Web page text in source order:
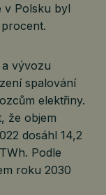
v Polsku byl
vývozu
spalování
elektřiny.
že objem
dosáhl 14,2
Podle
roku 2030